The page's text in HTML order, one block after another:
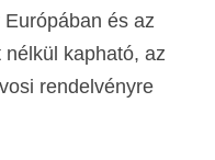
és az
kapható, az
rendelvényre